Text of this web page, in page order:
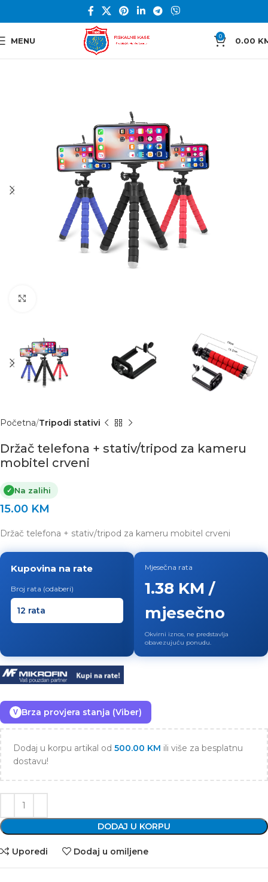
MENU 0 0.00
Početna Tripodi stativi
Držač telefona + stativ/tripod za kameru
mobitel crveni
✓ Na zalihi
15.00 KM
Držač telefona + stativ/tripod za kameru mobitel crveni
Kupovina na rate
Broj rata (odaberi)
Mjesečna rata
1.38 KM /
mjesečno
Okvirni iznos, ne predstavlja
obavezujuću ponudu.
V Brza provjera stanja (Viber)
Dodaj u korpu artikal od 500.00 KM ili više za besplatnu
dostavu!
DODAJ U KORPU
Uporedi Dodaj u omiljene